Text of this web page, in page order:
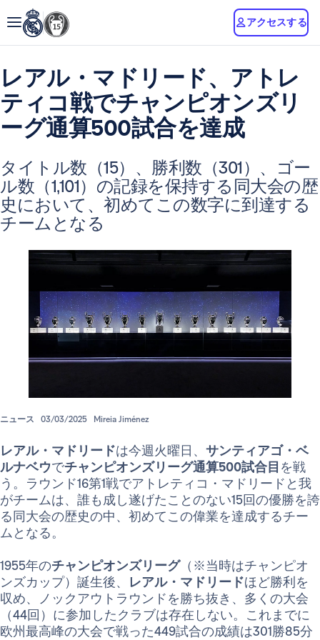
アクセスする
レアル・マドリード、アトレ
ティコ戦でチャンピオンズリ
ーグ通算500試合を達成
タイトル数（15）、勝利数（301）、ゴー
ル数（1,101）の記録を保持する同大会の歴
史において、初めてこの数字に到達する
チームとなる
ニュース 03/03/2025 Mireia Jiménez
レアル・マドリードは今週火曜日、 サンティアゴ・ベ
ルナベウでチャンピオンズリーグ通算500試合目 を戦
う。ラウンド16第1戦でアトレティコ・マドリードと我
がチームは、誰も成し遂げたことのない15回の優勝を誇
る同大会の歴史の中、初めてこの偉業を達成するチー
ムとなる。
1955年のチャンピオンズリーグ（※当時はチャンピオ
ンズカップ）誕生後、 レアル・マドリードほど勝利を
収め、ノックアウトラウンドを勝ち抜き、多くの大会
（44回）に参加したクラブは存在しない。これまでに
欧州最高峰の大会で戦った449試合の成績は301勝85分